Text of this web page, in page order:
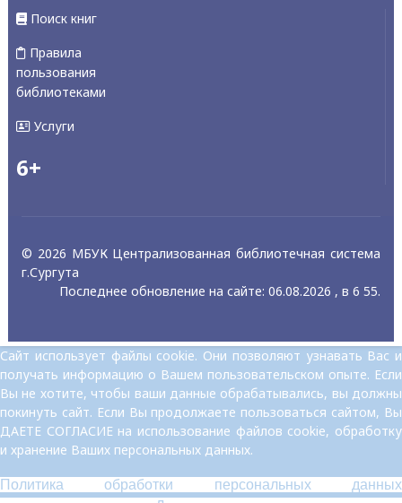
Поиск книг
Правила
пользования
библиотеками
Услуги
6+
© 2026 МБУК Централизованная библиотечная система
г.Сургута
Последнее обновление на сайте: 06.08.2026 , в 6 55.
Сайт использует файлы cookie. Они позволяют узнавать Вас и
получать информацию о Вашем пользовательском опыте. Если
Вы не хотите, чтобы ваши данные обрабатывались, вы должны
покинуть сайт. Если Вы продолжаете пользоваться сайтом, Вы
ДАЕТЕ СОГЛАСИЕ на использование файлов cookie, обработку
и хранение Ваших персональных данных.
Политика обработки персональных данных